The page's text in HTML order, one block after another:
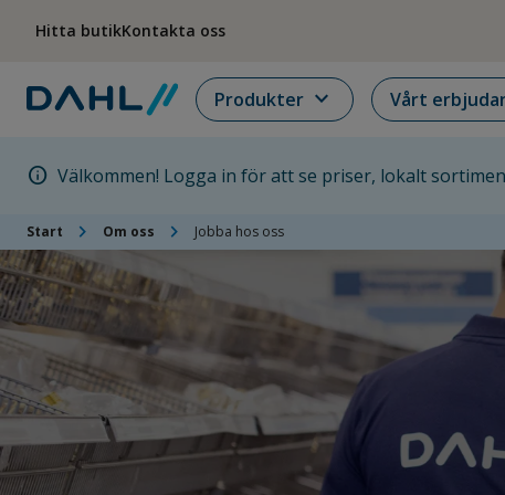
Hitta butikKontakta oss
Produkter expand_more Vårt
info Välkommen! Logga in för att se priser, lokalt
Start chevron_right Om oss chevron_right Jobba hos oss